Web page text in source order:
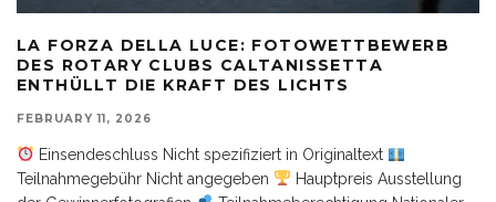
LA FORZA DELLA LUCE: FOTOWETTBEWERB
DES ROTARY CLUBS CALTANISSETTA
ENTHÜLLT DIE KRAFT DES LICHTS
FEBRUARY 11, 2026
Einsendeschluss Nicht spezifiziert in Originaltext
Teilnahmegebühr Nicht angegeben
Hauptpreis Ausstellung